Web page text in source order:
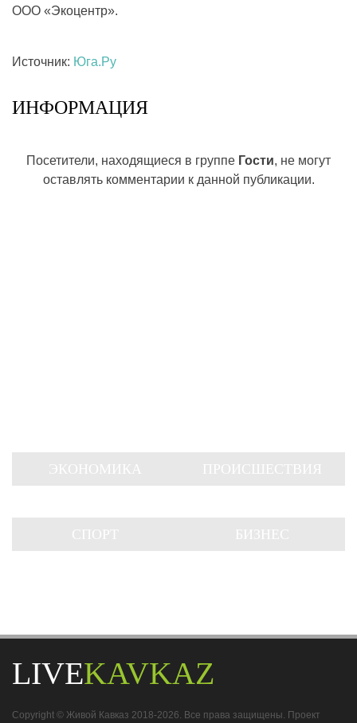
ООО «Экоцентр».
Источник: Юга.Ру
ИНФОРМАЦИЯ
Посетители, находящиеся в группе Гости, не могут
оставлять комментарии к данной публикации.
LIVEKAVKAZ
Copyright © Живой Кавказ 2018-2026. Все права защищены. Проект